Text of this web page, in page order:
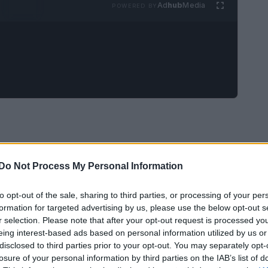
Do Not Process My Personal Information
opt-out of the sale, sharing to third parties, or processing of your
for targeted advertising by us, please use the below opt-out
selection. Please note that after your opt-out request is processed
interest-based ads based on personal information utilized by us
to third parties prior to your opt-out. You may separately
of your personal information by third parties on the IAB’s list of
AdhubMedia
la registrazione e la verifica delle
Essa si basa su un grande libro mastro
un blocco di informazioni. Quando un nuovo
blocco precedente, creando così una catena
.